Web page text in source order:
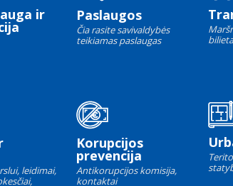
ir Paslaugos
Čia rasite savivaldybės
teikiamas paslaugas
leidimai,
Korupcijos
prevencija
Antikorupcijos komisija,
kontaktai